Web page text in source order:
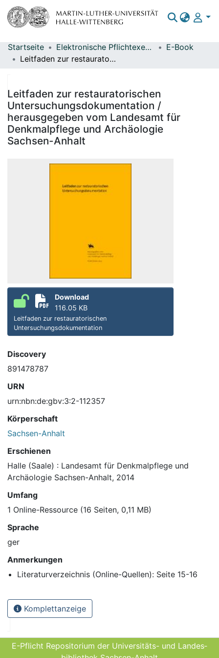
Bereiche & Sammlungen
Statistiken
Startseite Elektronische Pflichtexemplare
E-Book
Leitfaden zur restauratorischen Untersuchungsdokumentation / herausgegeben vom Landesamt für Denkmalpflege und Archäologie Sachsen-Anhalt
Leitfaden zur restauratorischen
Untersuchungsdokumentation /
herausgegeben vom Landesamt für
Denkmalpflege und Archäologie
Sachsen-Anhalt
Download
116.05 KB
Leitfaden zur restauratorischen
Untersuchungsdokumentation
Discovery
891478787
URN
urn:nbn:de:gbv:3:2-112357
Körperschaft
Sachsen-Anhalt
Erschienen
Halle (Saale) : Landesamt für Denkmalpflege und
Archäologie Sachsen-Anhalt, 2014
Umfang
1 Online-Ressource (16 Seiten, 0,11 MB)
Sprache
ger
Anmerkungen
Literaturverzeichnis (Online-Quellen): Seite 15-16
Komplettanzeige
E-Pflicht Repositorium der Universitäts- und Landes­